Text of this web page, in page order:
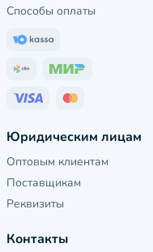
Способы оплаты
Юридическим лицам
Оптовым клиентам
Поставщикам
Реквизиты
Контакты